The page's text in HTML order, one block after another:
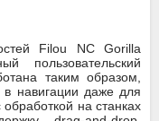
Filou NC Gorilla
пользовательский
таким образом,
навигации даже для
на станках